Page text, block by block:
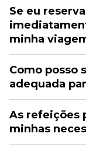
Se eu
minha
Como posso
adequada
As refeições
minhas